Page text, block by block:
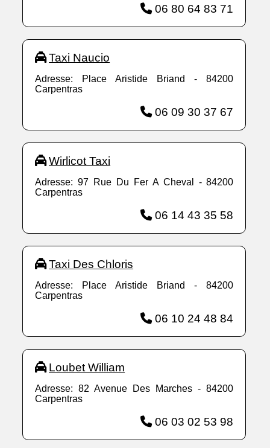
06 80 64 83 71
Taxi Naucio
Adresse: Place Aristide Briand - 84200
Carpentras
06 09 30 37 67
Wirlicot Taxi
Adresse: 97 Rue Du Fer A Cheval - 84200
Carpentras
06 14 43 35 58
Taxi Des Chloris
Adresse: Place Aristide Briand - 84200
Carpentras
06 10 24 48 84
Loubet William
Adresse: 82 Avenue Des Marches - 84200
Carpentras
06 03 02 53 98